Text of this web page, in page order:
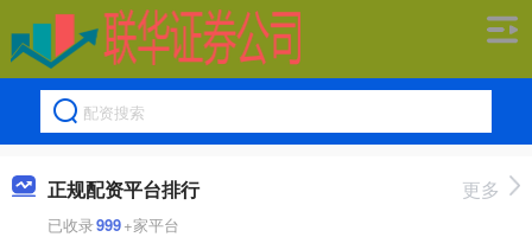
正规配资平台排行
已收录999+家平台
更多